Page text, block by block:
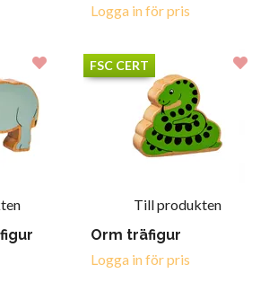
Logga in för pris
FSC CERT
Till produkten
Orm träfigur
Logga in för pris